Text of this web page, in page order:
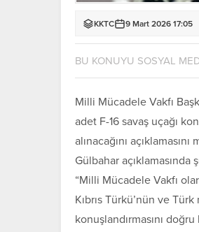
KKTC 9 Mart 2026 17:05
BU KONUYU SOSYAL
Milli Mücadele Vakfı
adet F-16 savaş uçağı
alınacağını
Gülbahar açıklamasında
“Milli Mücadele Vakfı
Kıbrıs Türkü’nün ve
konuşlandırmasını